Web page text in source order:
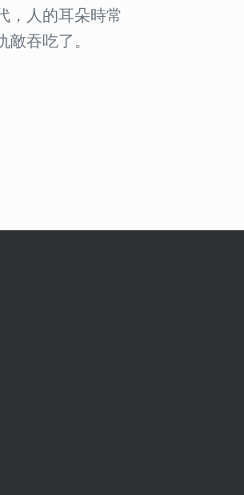
，人的耳朵時常
吞吃了。